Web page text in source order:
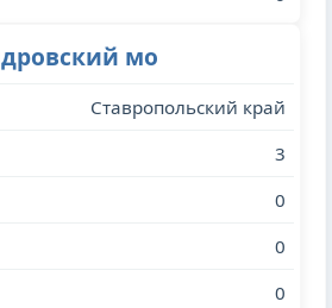
мо
Ставропольский край
3
0
0
0